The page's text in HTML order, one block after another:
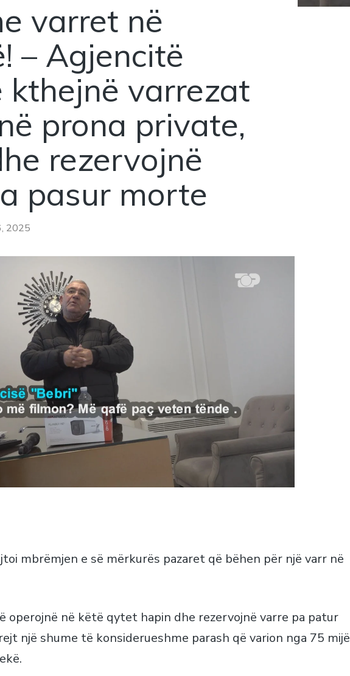
varret në
– Agjencitë
kthejnë varrezat
prona private,
rezervojnë
pasur morte
2025
mbrëmjen e së mërkurës pazaret që bëhen për një varr në
operojnë në këtë qytet hapin dhe rezervojnë varre pa patur
një shume të konsiderueshme parash që varion nga 75 mijë